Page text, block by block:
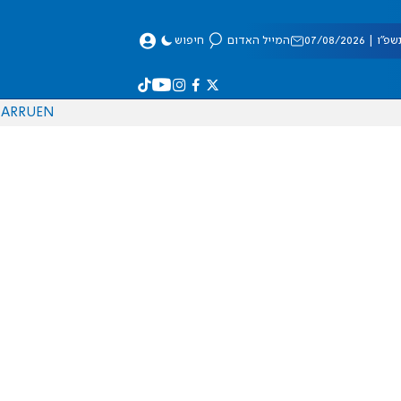
08/2026 המייל האדום חיפוש
EN
RU
AR